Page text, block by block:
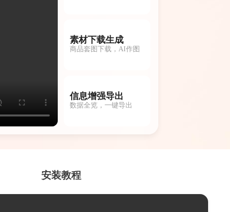
素材下载生成
商品套图下载，AI作图
信息增强导出
数据全览，一键导出
安装教程